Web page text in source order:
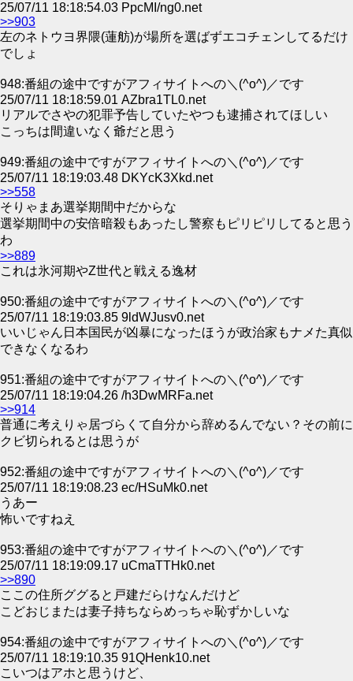
25/07/11 18:18:54.03 PpcMI/ng0.net
>>903
左のネトウヨ界隈(蓮舫)が場所を選ばずエコチェンしてるだけ
でしょ
948:番組の途中ですがアフィサイトへの＼(^o^)／です
25/07/11 18:18:59.01 AZbra1TL0.net
リアルでさやの犯罪予告していたやつも逮捕されてほしい
こっちは間違いなく爺だと思う
949:番組の途中ですがアフィサイトへの＼(^o^)／です
25/07/11 18:19:03.48 DKYcK3Xkd.net
>>558
そりゃまあ選挙期間中だからな
選挙期間中の安倍暗殺もあったし警察もピリピリしてると思う
わ
>>889
これは氷河期やZ世代と戦える逸材
950:番組の途中ですがアフィサイトへの＼(^o^)／です
25/07/11 18:19:03.85 9ldWJusv0.net
いいじゃん日本国民が凶暴になったほうが政治家もナメた真似
できなくなるわ
951:番組の途中ですがアフィサイトへの＼(^o^)／です
25/07/11 18:19:04.26 /h3DwMRFa.net
>>914
普通に考えりゃ居づらくて自分から辞めるんでない？その前に
クビ切られるとは思うが
952:番組の途中ですがアフィサイトへの＼(^o^)／です
25/07/11 18:19:08.23 ec/HSuMk0.net
うあー
怖いですねえ
953:番組の途中ですがアフィサイトへの＼(^o^)／です
25/07/11 18:19:09.17 uCmaTTHk0.net
>>890
ここの住所ググると戸建だらけなんだけど
こどおじまたは妻子持ちならめっちゃ恥ずかしいな
954:番組の途中ですがアフィサイトへの＼(^o^)／です
25/07/11 18:19:10.35 91QHenk10.net
こいつはアホと思うけど、